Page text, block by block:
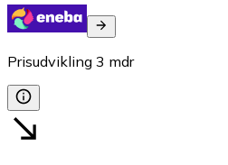
Prisudvikling 3 mdr